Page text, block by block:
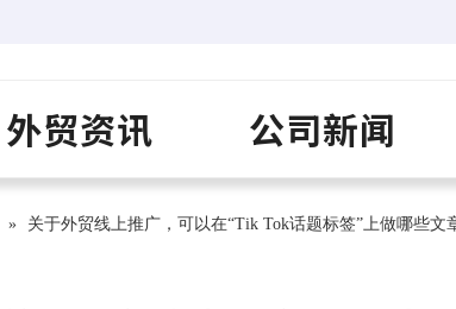
外贸资讯 公司新闻
» 关于外贸线上推广，可以在“Tik Tok话题标签”上做哪些文